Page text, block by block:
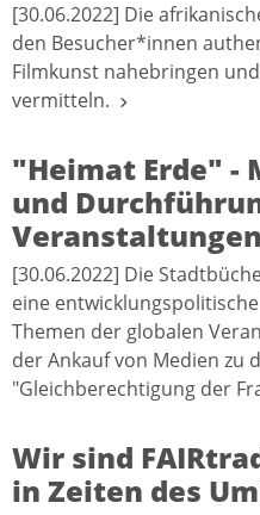
[30.06.2022] Die
den Besucher*innen
Filmkunst nahebringen
vermitteln.
"Heimat Erde" -
und
Veranstaltungen
[30.06.2022] Die
eine
Themen der globalen
der Ankauf von Medien zu
"Gleichberechtigung der
Wir sind
in Zeiten des